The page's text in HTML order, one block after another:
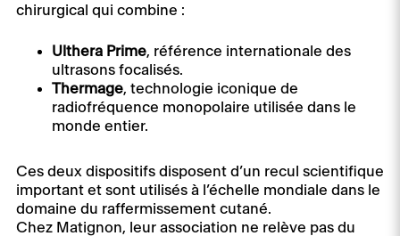
chirurgical qui combine :
Ulthera Prime, référence internationale des
ultrasons focalisés.
Thermage, technologie iconique de
radiofréquence monopolaire utilisée dans le
monde entier.
Ces deux dispositifs disposent d’un recul scientifique
important et sont utilisés à l’échelle mondiale dans le
domaine du raffermissement cutané.
Chez Matignon, leur association ne relève pas du